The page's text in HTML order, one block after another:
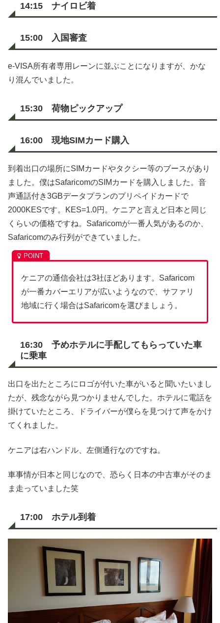
14:15 ナイロビ着
15:00 入国審査
e-VISA所有者専用レーンに並ぶことになりますが、かな
り混んでいました。
15:30 荷物ピックアップ
16:00 現地SIMカード購入
到着出口の場所にSIMカードやタクシー等のブースがあり
ました。僕はSafaricomのSIMカードを購入しました。音
声通話付き3GBデータプランのプリペイドカードで
2000KESです。KES=1.0円。ケニアと言えど日本と同じ
くらいの価格ですね。Safaricomが一番人気があるのか、
Safaricomのみ行列ができていました。
ケニアの通信会社は3社ほどあります。Safaricom
が一番カバーエリアが広いようなので、サファリ
地域に行く場合はSafaricomを選びましょう。
16:30 予めホテルに手配してもらっていた車
に乗車
出口を出たところにロゴが付いた車がいると聞いたいまし
たが、残念ながら見つかりませんでした。ホテルに電話を
掛けていたところ、ドライバーが僕らを見つけて声をかけ
てくれました。
ケニアは右ハンドル、左側通行なのですね。
車事情が日本と同じなので、恐らく日本の中古車がそのま
ま走っていました笑
17:00 ホテル到着